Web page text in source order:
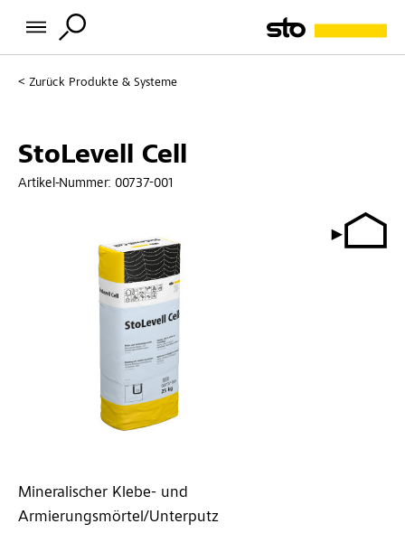
Zurück Produkte & Systeme
StoLevell Cell
Artikel-Nummer: 00737-001
Mineralischer Klebe- und
Armierungsmörtel/Unterputz